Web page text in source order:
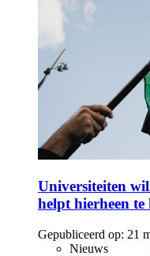
Universiteiten
helpt hierheen te
Gepubliceerd op: 21
Nieuws